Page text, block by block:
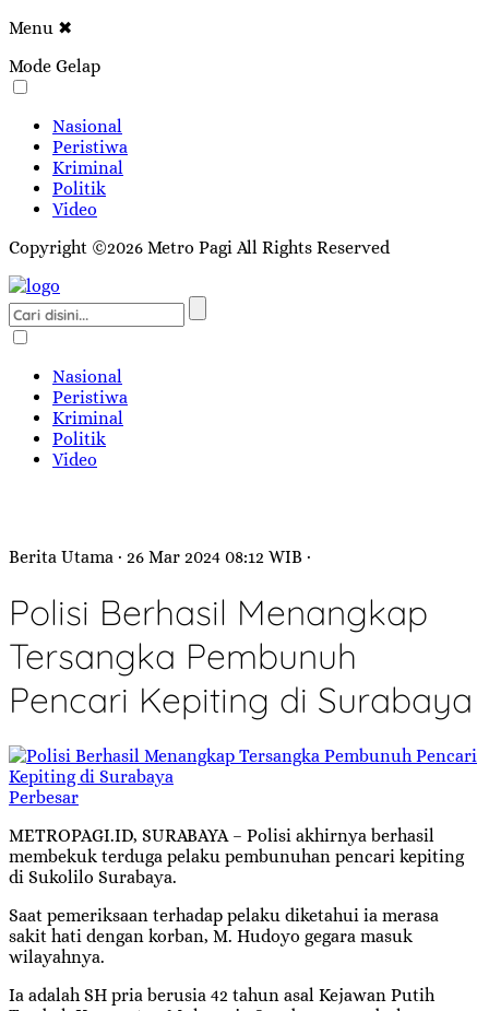
Menu ✖
Mode Gelap
Nasional
Peristiwa
Kriminal
Politik
Video
Copyright ©2026 Metro Pagi All Rights Reserved
Nasional
Peristiwa
Kriminal
Politik
Video
Berita Utama · 26 Mar 2024 08:12 WIB ·
Polisi Berhasil Menangkap
Tersangka Pembunuh
Pencari Kepiting di Surabaya
Perbesar
METROPAGI.ID, SURABAYA – Polisi akhirnya berhasil
membekuk terduga pelaku pembunuhan pencari kepiting
di Sukolilo Surabaya.
Saat pemeriksaan terhadap pelaku diketahui ia merasa
sakit hati dengan korban, M. Hudoyo gegara masuk
wilayahnya.
Ia adalah SH pria berusia 42 tahun asal Kejawan Putih